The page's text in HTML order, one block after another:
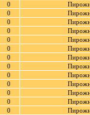
0
0
0
0
0
0
0
0
0
0
0
0
0